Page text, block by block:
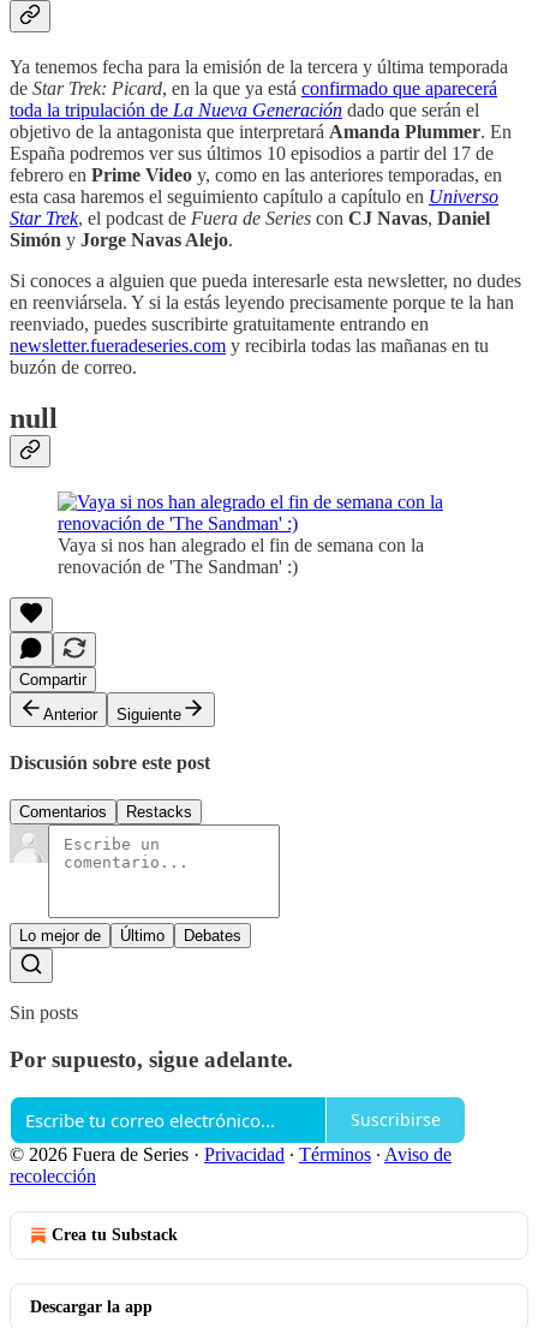
Ya tenemos fecha para la emisión de la tercera y última temporada
de Star Trek: Picard, en la que ya está confirmado que aparecerá
toda la tripulación de La Nueva Generación dado que serán el
objetivo de la antagonista que interpretará Amanda Plummer. En
España podremos ver sus últimos 10 episodios a partir del 17 de
febrero en Prime Video y, como en las anteriores temporadas, en
esta casa haremos el seguimiento capítulo a capítulo en Universo
Star Trek, el podcast de Fuera de Series con CJ Navas, Daniel
Simón y Jorge Navas Alejo.
Si conoces a alguien que pueda interesarle esta newsletter, no dudes
en reenviársela. Y si la estás leyendo precisamente porque te la han
reenviado, puedes suscribirte gratuitamente entrando en
newsletter.fueradeseries.com y recibirla todas las mañanas en tu
buzón de correo.
null
Vaya si nos han alegrado el fin de semana con la
renovación de 'The Sandman' :)
Compartir
Anterior
Siguiente
Discusión sobre este post
Comentarios Restacks
Lo mejor de Último Debates
Sin posts
Por supuesto, sigue adelante.
Suscribirse
© 2026 Fuera de Series · Privacidad ∙ Términos ∙ Aviso de
recolección
Crea tu Substack
Descargar la app